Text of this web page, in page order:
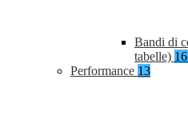
Bandi di
tabelle)
Performance 13